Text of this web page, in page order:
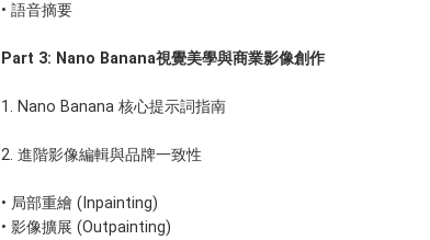
• 語音摘要
Part 3: Nano Banana視覺美學與商業影像創作
1. Nano Banana 核心提示詞指南
2. 進階影像編輯與品牌一致性
• 局部重繪 (Inpainting)
• 影像擴展 (Outpainting)